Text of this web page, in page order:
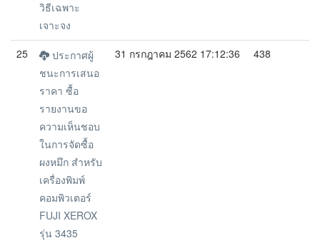
วิธีเฉพาะ
เจาะจง
25
ประกาศผู้
ชนะการเสนอ
ราคา ซื้อ
รายงานขอ
ความเห็นชอบ
ในการจัดซื้อ
ผงหมึก สำหรับ
เครื่องพิมพ์
คอมพิวเตอร์
FUJI XEROX
รุ่น 3435
31 กรกฎาคม 2562 17:12:36 438